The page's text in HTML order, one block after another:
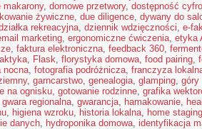
makarony, domowe przetwory, dostępność
żywiczne, due diligence, dywany do
rekreacyjna, dziennik wdzięczności, e-
marketing, ergonomiczne ćwiczenia, etyka
, faktura elektroniczna, feedback 360,
, Flask, florystyka domowa, food pairing,
nocna, fotografia podróżnicza, franczyza
, garncarstwo, genealogia, glamping, góry
na ognisku, gotowanie rodzinne, grafika
gwara regionalna, gwarancja, hamakowanie,
, higiena wzroku, historia lokalna, home staging
danych, hydroponika domowa, identyfikacja